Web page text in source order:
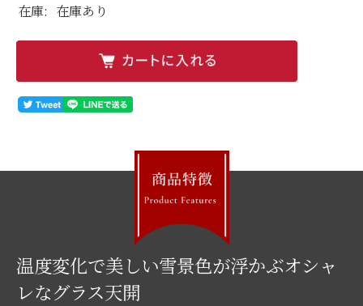
在庫: 在庫あり
温度変化で美しい雪景色が浮かぶオシャ
レなグラス天開